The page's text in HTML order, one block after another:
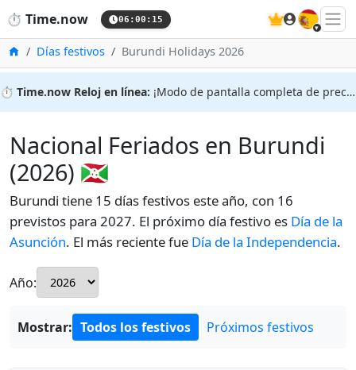
⏱️ Time.now 06:00:16 🇪🇸
InicioDías festivos Burundi Holidays 2026
⏱️ Time.now Reloj en línea: ¡Modo de pantalla completa de precisión!
Nacional Feriados en Burundi
(2026) 🇧🇮
Burundi tiene 15 días festivos este año, con 16
previstos para 2027. El próximo día festivo es Día de la
Asunción. El más reciente fue Día de la Independencia.
Año:
Mostrar: Todos los festivos Próximos festivos